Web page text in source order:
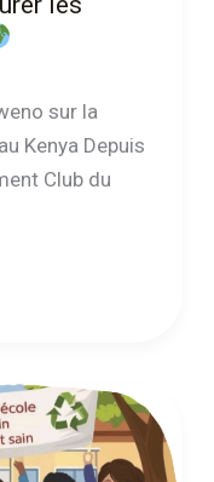
sur la
Kenya Depuis
Club du